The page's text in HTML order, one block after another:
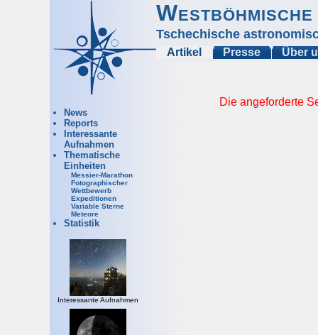
Tschechische
Artikel Presse Über
News
Reports
Interessante
Aufnahmen
Thematische
Einheiten
Messier-Marathon
Fotographischer
Wettbewerb
Expeditionen
Variable Sterne
Meteore
Statistik
Interessante Aufnahmen
Die angeforderte